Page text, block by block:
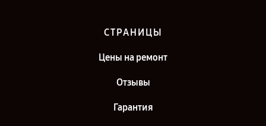
СТРАНИЦЫ
Цены на ремонт
Отзывы
Гарантия